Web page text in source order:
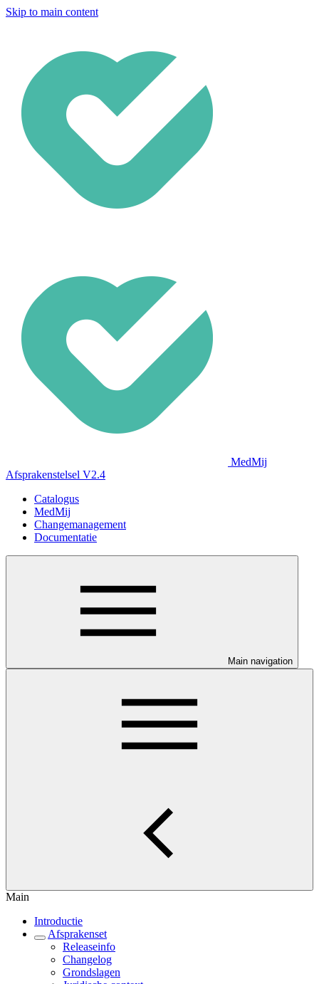
Skip to main content
MedMij
Afsprakenstelsel V2.4
Catalogus
MedMij
Changemanagement
Documentatie
Main navigation
Main
Introductie
Afsprakenset
Releaseinfo
Changelog
Grondslagen